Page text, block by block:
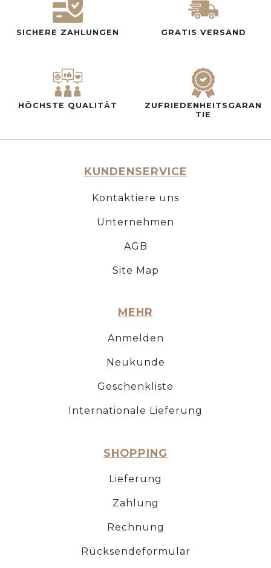
SICHERE ZAHLUNGEN GRATIS VERSAND
HÖCHSTE QUALITÄT
ZUFRIEDENHEITSGARAN
TIE
KUNDENSERVICE
Kontaktiere uns
Unternehmen
AGB
Site Map
MEHR
Anmelden
Neukunde
Geschenkliste
Internationale Lieferung
SHOPPING
Lieferung
Zahlung
Rechnung
Rücksendeformular